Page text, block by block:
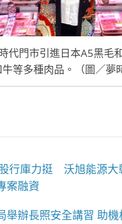
代門市引進日本A5黑毛
等多種肉品。（圖／夢
行庫力挺 沃旭能源大
案融資
舉辦長照安全講習 助